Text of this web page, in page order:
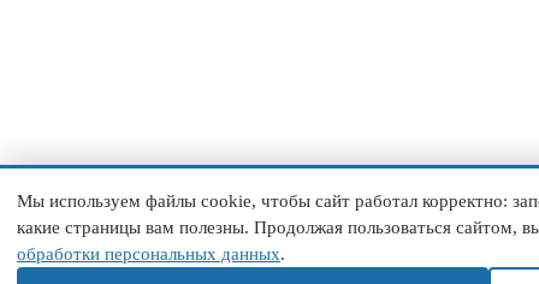
Мы используем файлы cookie, чтобы сайт работал корректно:
какие страницы вам полезны. Продолжая пользоваться сайтом,
обработки персональных данных.